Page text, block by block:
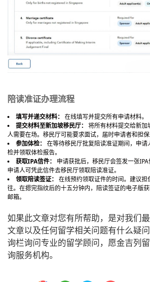
陪读准证办理流程
填写并递交材料： 在线填写并提交所有申请材料。
提交材料至新加坡移民厅： 将所有材料提交给新
人需要在场。移民厅可能要求面试，届时申请者和担保
参加体检： 在等待移民厅批复陪读准证期间，申
检并领取体检报告。
获取IPA信件：
申请获批后，移民厅会签发一张IPA
申请人可凭此信件去移民厅领取陪读准证。
领取陪读签证： 在线预约领取证件的时间。建议
往。在摁完指纹后的十五分钟内，陪读签证的电子版
邮箱。
如果此文章对您有所帮助，是对我们
文章以及任何留学相关问题有什么疑
询栏询问专业的留学顾问，愿金吉列
询服务机构。